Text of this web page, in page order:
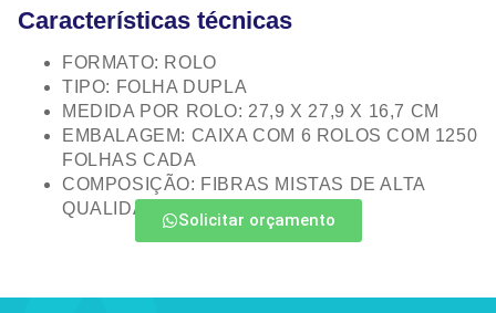
Características técnicas
FORMATO: ROLO
TIPO: FOLHA DUPLA
MEDIDA POR ROLO: 27,9 X 27,9 X 16,7 CM
EMBALAGEM: CAIXA COM 6 ROLOS COM 1250
FOLHAS CADA
COMPOSIÇÃO: FIBRAS MISTAS DE ALTA
QUALIDADE
Solicitar orçamento